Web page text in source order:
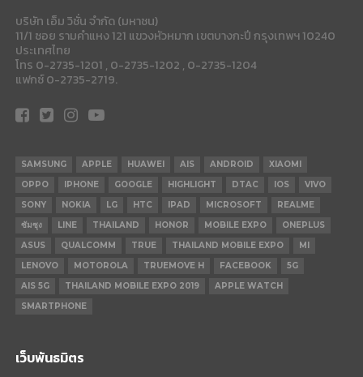
บริษัท เอ็ม วิชั่น จำกัด (มหาชน)
11/1 ซอย รามคำแหง 121 แขวงหัวหมาก เขตบางกะปี กรุงเทพฯ 10240
ประเทศไทย
โทร 0-2735-1201 , 0-2735-1202 , 0-2735-1204
แฟกซ์ 0-2735-2719.
SAMSUNG APPLE HUAWEI AIS ANDROID
XIAOMI
OPPO
IPHONE GOOGLE HIGHLIGHT DTAC IOS
VIVO
SONY
NOKIA LG HTC IPAD MICROSOFT
REALME
ซัมซุง
LINE THAILAND HONOR MOBILE EXPO
ONEPLUS
ASUS
QUALCOMM TRUE THAILAND MOBILE EXPO
MI
LENOVO
MOTOROLA TRUEMOVE H FACEBOOK
5G
AIS 5G
THAILAND MOBILE EXPO 2019
APPLE WATCH
SMARTPHONE
เว็บพันธมิตร